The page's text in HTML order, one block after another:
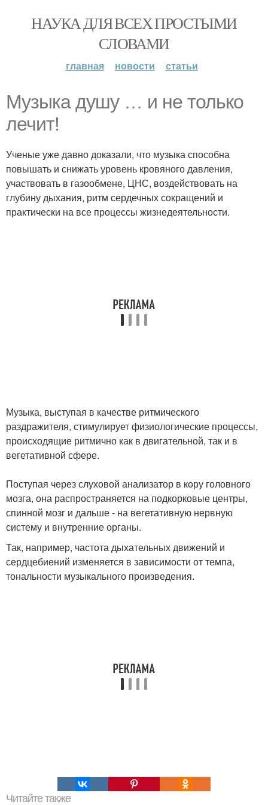
НАУКА ДЛЯ ВСЕХ ПРОСТЫМИ
СЛОВАМИ
главная новости статьи
Музыка душу … и не только
лечит!
Ученые уже давно доказали, что музыка способна
повышать и снижать уровень кровяного давления,
участвовать в газообмене, ЦНС, воздействовать на
глубину дыхания, ритм сердечных сокращений и
практически на все процессы жизнедеятельности.
Музыка, выступая в качестве ритмического
раздражителя, стимулирует физиологические процессы,
происходящие ритмично как в двигательной, так и в
вегетативной сфере.
Поступая через слуховой анализатор в кору головного
мозга, она распространяется на подкорковые центры,
спинной мозг и дальше - на вегетативную нервную
систему и внутренние органы.
Так, например, частота дыхательных движений и
сердцебиений изменяется в зависимости от темпа,
тональности музыкального произведения.
Читайте также